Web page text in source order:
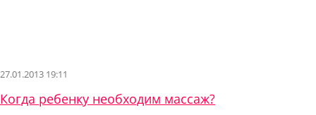
27.01.2013 19:11
Когда ребенку необходим массаж?